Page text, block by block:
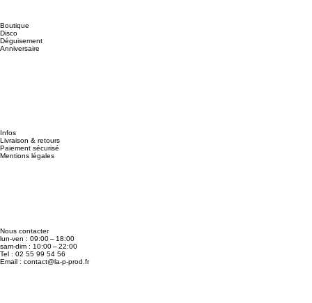
Boutique
Disco
Déguisement
Anniversaire
Infos
Livraison & retours
Paiement sécurisé
Mentions légales
Nous contacter
lun-ven : 09:00 – 18:00
sam-dim : 10:00 – 22:00
Tel : 02 55 99 54 56
Email : contact@la-p-prod.fr